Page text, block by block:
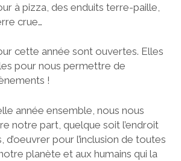
à pizza, des enduits terre-paille,
crue…
cette année sont ouvertes. Elles
pour nous permettre de
!
année ensemble, nous nous
notre part, quelque soit l’endroit
d’oeuvrer pour l’inclusion de toutes
planète et aux humains qui la